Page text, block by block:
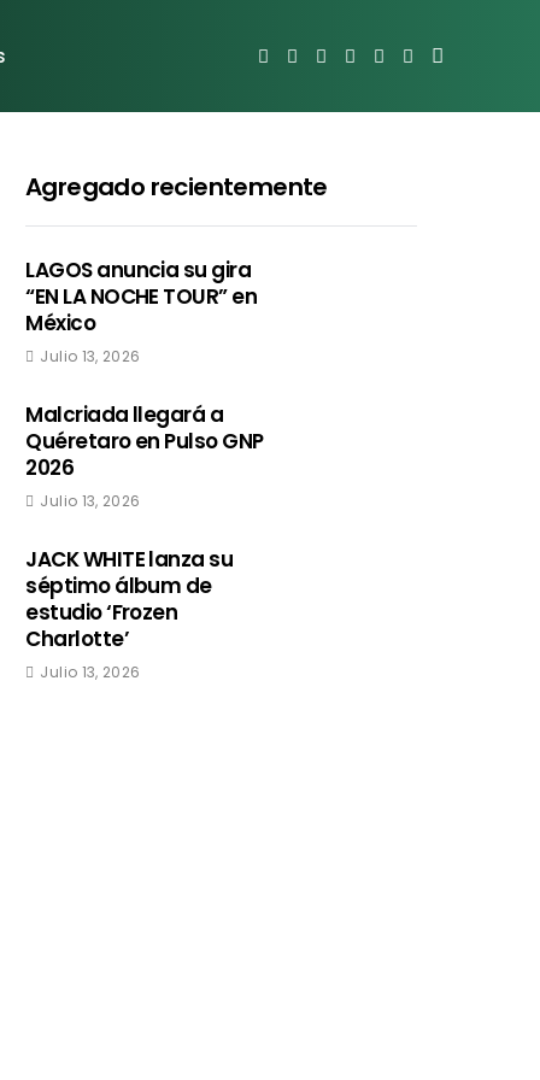
Agregado recientemente
LAGOS anuncia su gira
“EN LA NOCHE TOUR” en
México
Julio 13, 2026
Malcriada llegará a
Quéretaro en Pulso GNP
2026
Julio 13, 2026
JACK WHITE lanza su
séptimo álbum de
estudio ‘Frozen
Charlotte’
Julio 13, 2026